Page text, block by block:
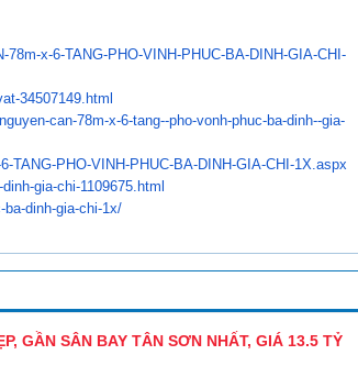
78m-x-6-TANG-PHO-VINH-PHUC-BA-DINH-GIA-CHI-
34507149.html
nguyen-can-78m-x-6-tang--pho-vonh-phuc-ba-dinh--gia-
TANG-PHO-VINH-PHUC-BA-DINH-GIA-CHI-1X. aspx
dinh-gia-chi-1109675.html
ba-dinh-gia-chi-1x/
GẦN SÂN BAY TÂN SƠN NHẤT, GIÁ 13.5 TỶ